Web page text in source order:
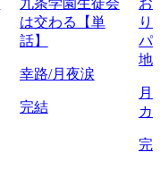
は交わる【単
話】
幸路/月夜涙
完結
り
パ
地
月
カ
完